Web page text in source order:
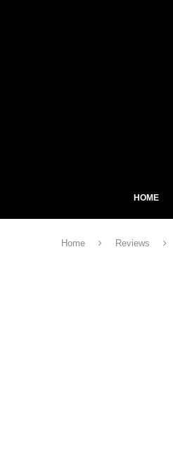
HOME
Home Reviews